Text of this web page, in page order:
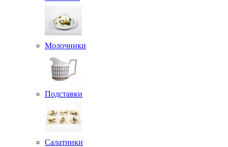
Молочники
Подставки
Салатники